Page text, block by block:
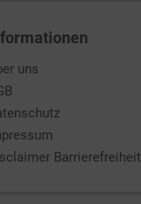
uns
Barrierefreiheit